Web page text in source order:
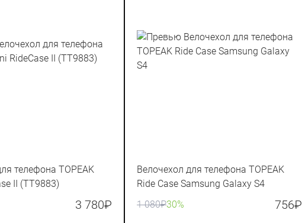
телефона TOPEAK
II (TT9883)
3 780₽
Велочехол для телефона TOPEAK
Ride Case Samsung Galaxy S4
1 080₽30% 756₽